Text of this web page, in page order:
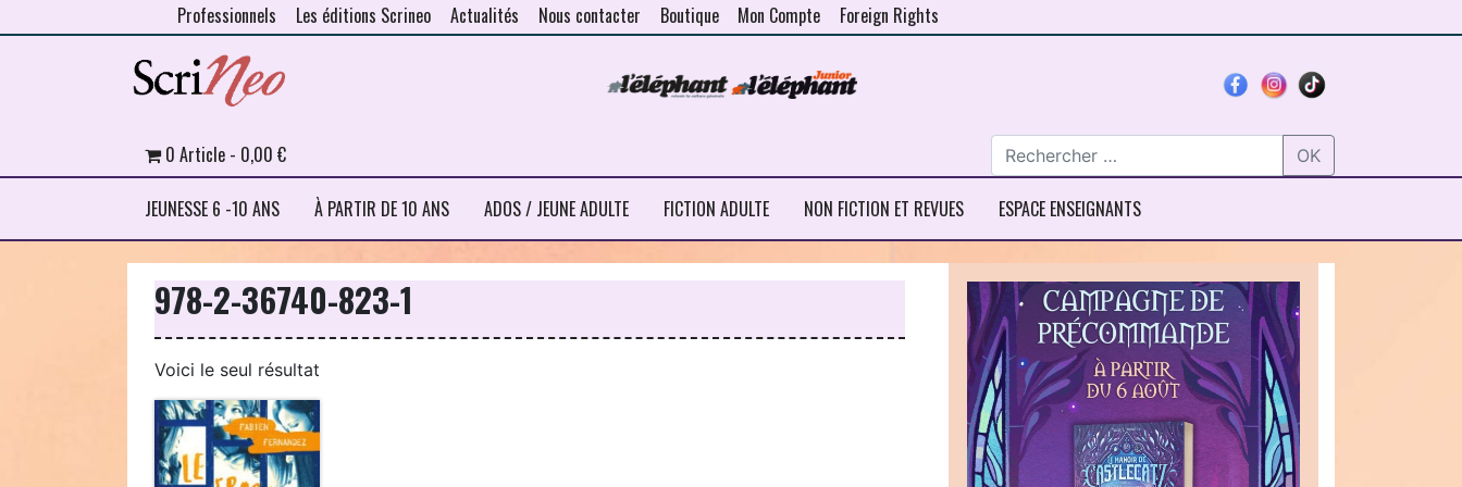
Professionnels Les éditions Scrineo Actualités Nous contacter Boutique Mon Compte Foreign Rights
OK
JEUNESSE 6 -10 ANS À PARTIR DE 10 ANS ADOS / JEUNE ADULTE FICTION ADULTE NON FICTION ET REVUES ESPACE ENSEIGNANTS
0 Article 0,00 €
978-2-36740-823-1
Voici le seul résultat